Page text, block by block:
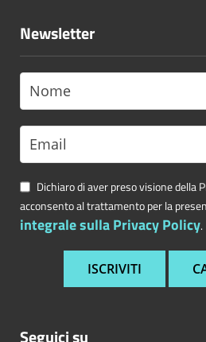
Newsletter
Dichiaro di aver preso visione della
acconsento al trattamento per la
integrale sulla Privacy Policy.
Seguici su